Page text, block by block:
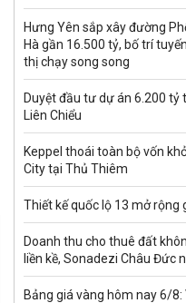
Hưng Yên sắp xây đường
Hà gần 16.500 tỷ, bố trí
thị chạy song song
Duyệt đầu tư dự án 6.200 tỷ
Liên Chiểu
Keppel thoái toàn bộ vốn
City tại Thủ Thiêm
Thiết kế quốc lộ 13 mở rộng
Doanh thu cho thuê đất
liền kề, Sonadezi Châu Đức
Bảng giá vàng hôm nay 6/8: